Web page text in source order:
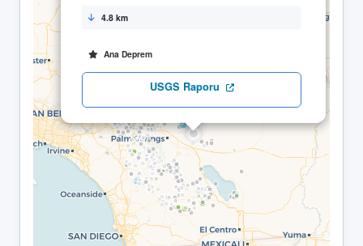
4.8 km
Ana Deprem
USGS Raporu